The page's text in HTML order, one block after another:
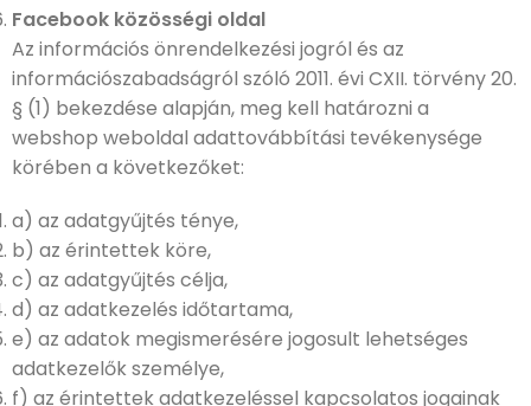
Facebook közösségi oldal
Az információs önrendelkezési jogról és az
információszabadságról szóló 2011. évi CXII. törvény 20.
§ (1) bekezdése alapján, meg kell határozni a
webshop weboldal adattovábbítási tevékenysége
körében a következőket:
a) az adatgyűjtés ténye,
b) az érintettek köre,
c) az adatgyűjtés célja,
d) az adatkezelés időtartama,
e) az adatok megismerésére jogosult lehetséges
adatkezelők személye,
f) az érintettek adatkezeléssel kapcsolatos jogainak